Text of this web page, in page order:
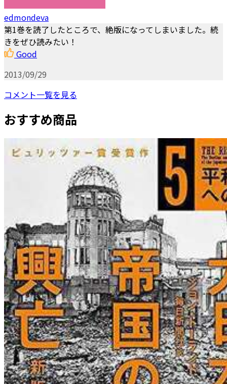
edmondeva
第1巻を読了したところで、絶版になってしまいました。続
きをぜひ読みたい！
Good
2013/09/29
コメント一覧を見る
おすすめ商品